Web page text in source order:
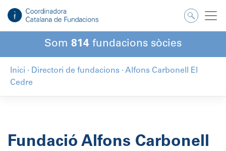
contingut
Som 814 fundacions sòcies
Inici · Directori de fundacions · Alfons Carbonell El
Cedre
Fundació Alfons Carbonell